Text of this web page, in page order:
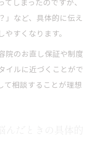
て不満を伝える方
金を確認する質問
」など、具体的に伝え
すくなります。
院のお直し保証や制度
イルに近づくことがで
て相談することが理想